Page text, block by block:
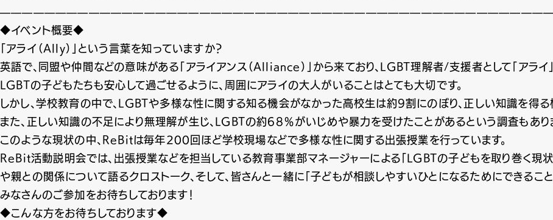
◆イベント概要◆
「アライ（Ally）」という言葉を知っていますか？
英語で、同盟や仲間などの意味がある「アライアンス（Alliance）」から来ており、LGBT理解者/支援者として「アライ
LGBTの子どもたちも安心して過ごせるように、周囲にアライの大人がいることはとても大切です。
しかし、学校教育の中で、LGBTや多様な性に関する知る機会がなかった高校生は約9割にのぼり、正しい知識を得る
また、正しい知識の不足により無理解が生じ、LGBTの約68％がいじめや暴力を受けたことがあるという調査もあり
このような現状の中、ReBitは毎年200回ほど学校現場などで多様な性に関する出張授業を行っています。
ReBit活動説明会では、出張授業などを担当している教育事業部マネージャーによる「LGBTの子どもを取り巻く現
や親との関係について語るクロストーク、そして、皆さんと一緒に「子どもが相談しやすいひとになるためにできるこ
みなさんのご参加をお待ちしております！
◆こんな方をお待ちしております◆